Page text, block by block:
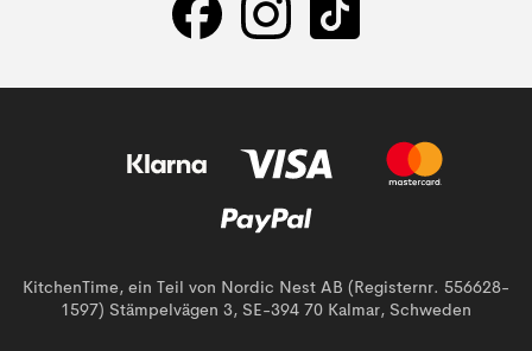
KitchenTime, ein Teil von Nordic Nest AB (Registernr. 556628-
1597) Stämpelvägen 3, SE-394 70 Kalmar, Schweden